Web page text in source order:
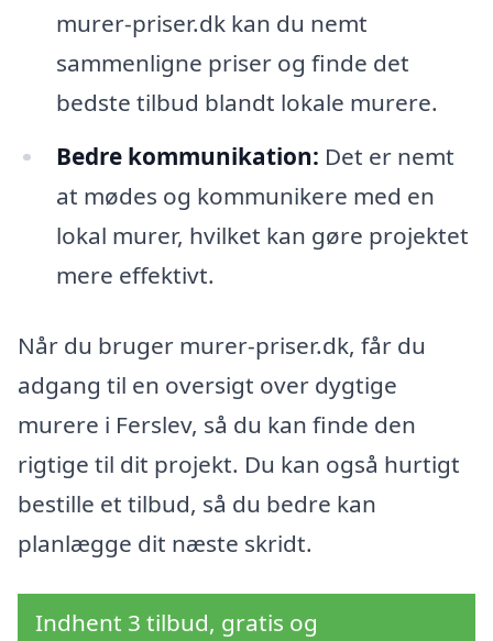
murer-priser.dk kan du nemt
sammenligne priser og finde det
bedste tilbud blandt lokale murere.
Bedre kommunikation: Det er nemt
at mødes og kommunikere med en
lokal murer, hvilket kan gøre projektet
mere effektivt.
Når du bruger murer-priser.dk, får du
adgang til en oversigt over dygtige
murere i Ferslev, så du kan finde den
rigtige til dit projekt. Du kan også hurtigt
bestille et tilbud, så du bedre kan
planlægge dit næste skridt.
Indhent 3 tilbud, gratis og